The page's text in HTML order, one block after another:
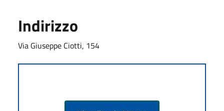
Indirizzo
Via Giuseppe Ciotti, 154